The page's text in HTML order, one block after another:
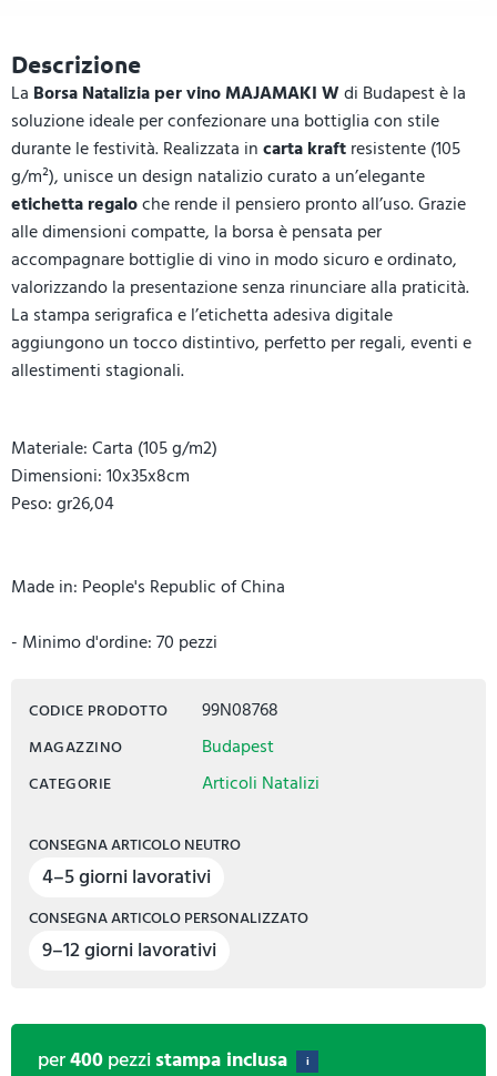
Descrizione
La Borsa Natalizia per vino MAJAMAKI Wdi Budapest è la
soluzione ideale per confezionare una bottiglia con stile
durante le festività. Realizzata incarta kraftresistente (105
g/m²), unisce un design natalizio curato a un’elegante
etichetta regaloche rende il pensiero pronto all’uso. Grazie
alle dimensioni compatte, la borsa è pensata per
accompagnare bottiglie di vino in modo sicuro e ordinato,
valorizzando la presentazione senza rinunciare alla praticità.
La stampa serigrafica e l’etichetta adesiva digitale
aggiungono un tocco distintivo, perfetto per regali, eventi e
allestimenti stagionali.
Materiale: Carta (105 g/m2)
Dimensioni: 10x35x8cm
Peso: gr26,04
Made in: People's Republic of China
- Minimo d'ordine: 70 pezzi
CODICE PRODOTTO 99N08768
MAGAZZINO Budapest
CATEGORIE Articoli Natalizi
CONSEGNA ARTICOLO NEUTRO
4–5 giorni lavorativi
CONSEGNA ARTICOLO PERSONALIZZATO
9–12 giorni lavorativi
per400pezzistampa inclusa i